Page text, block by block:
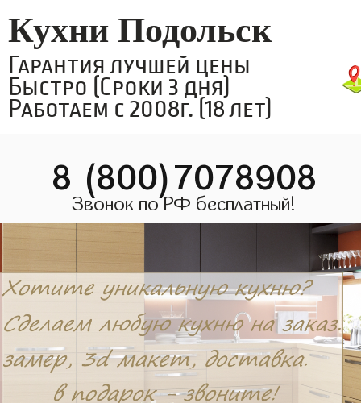
Кухни Подольск
Гарантия лучшей цены
Быстро (Сроки 3 дня)
Работаем с 2008г. (18 лет)
8 (800)7078908
Звонок по РФ бесплатный!